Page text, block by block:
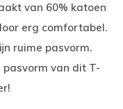
van 60% katoen
erg comfortabel.
ruime pasvorm.
pasvorm van dit T-